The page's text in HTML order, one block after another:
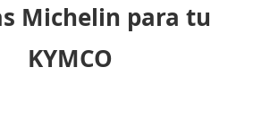
Michelin para tu
KYMCO